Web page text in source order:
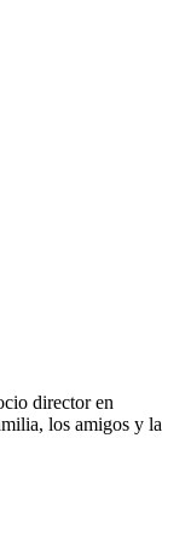
director en
los amigos y la